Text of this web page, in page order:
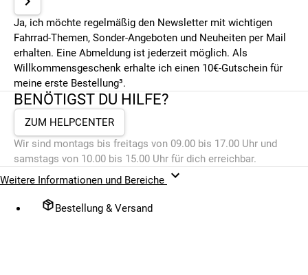
Ja, ich möchte regelmäßig den Newsletter mit wichtigen
Fahrrad-Themen, Sonder-Angeboten und Neuheiten per Mail
erhalten. Eine Abmeldung ist jederzeit möglich. Als
Willkommensgeschenk erhalte ich einen 10€-Gutschein für
meine erste Bestellung³.
BENÖTIGST DU HILFE?
ZUM HELPCENTER
Wir sind montags bis freitags von 09.00 bis 17.00 Uhr und
samstags von 10.00 bis 15.00 Uhr für dich erreichbar.
Weitere Informationen und Bereiche
Bestellung & Versand